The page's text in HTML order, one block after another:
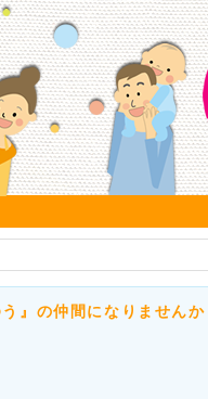
』の仲間になりませんか